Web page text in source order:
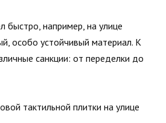
быстро, например, на улице
особо устойчивый материал. К
санкции: от переделки до
тактильной плитки на улице